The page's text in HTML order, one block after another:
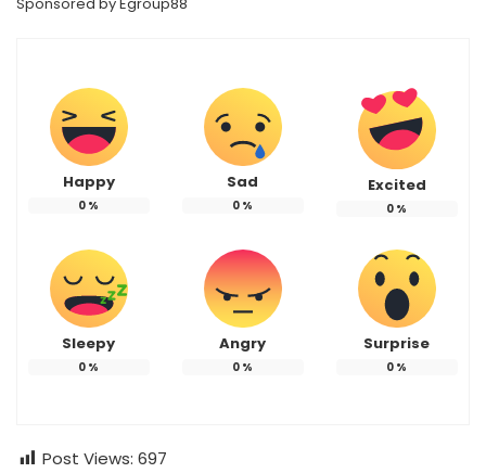
Happy
0 %
Sad
0 %
Excited
0 %
Sleepy
0 %
Angry
0 %
Surprise
0 %
Post Views: 697